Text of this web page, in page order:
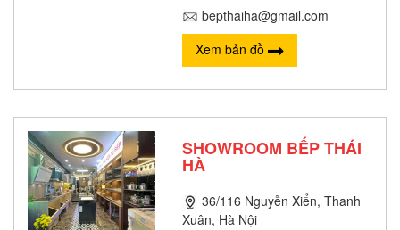
bepthaiha@gmail.com
Xem bản đồ
SHOWROOM BẾP THÁI
HÀ
36/116 Nguyễn Xiển, Thanh
Xuân, Hà Nội